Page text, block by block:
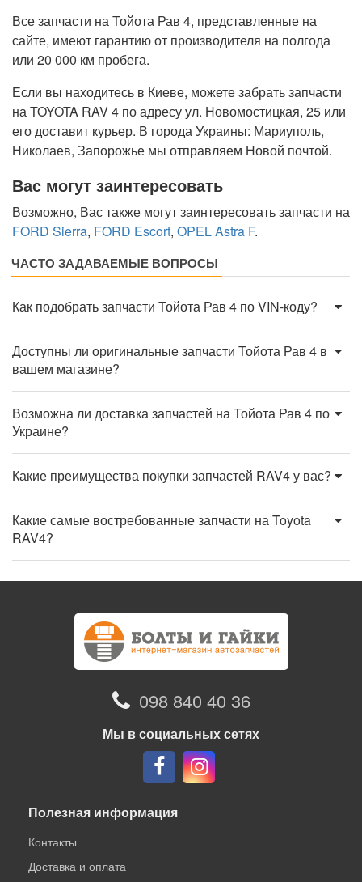
Все запчасти на Тойота Рав 4, представленные на
сайте, имеют гарантию от производителя на полгода
или 20 000 км пробега.
Если вы находитесь в Киеве, можете забрать запчасти
на TOYOTA RAV 4 по адресу ул. Новомостицкая, 25 или
его доставит курьер. В города Украины: Мариуполь,
Николаев, Запорожье мы отправляем Новой почтой.
Вас могут заинтересовать
Возможно, Вас также могут заинтересовать запчасти на
FORD Sierra, FORD Escort, OPEL Astra F.
ЧАСТО ЗАДАВАЕМЫЕ ВОПРОСЫ
Как подобрать запчасти Тойота Рав 4 по VIN-коду?
Доступны ли оригинальные запчасти Тойота Рав 4 в
вашем магазине?
Возможна ли доставка запчастей на Тойота Рав 4 по
Украине?
Какие преимущества покупки запчастей RAV4 у вас?
Какие самые востребованные запчасти на Toyota
RAV4?
098 840 40 36
Мы в социальных сетях
Полезная информация
Контакты
Доставка и оплата